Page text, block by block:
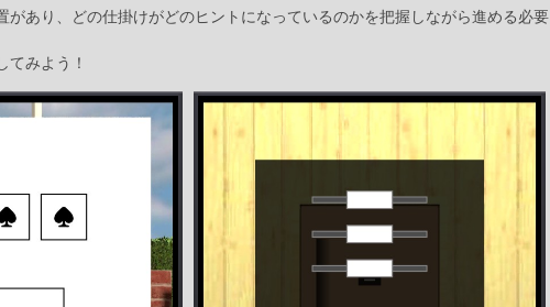
があり、どの仕掛けがどのヒントになっているのかを把握しながら進める必要
てみよう！